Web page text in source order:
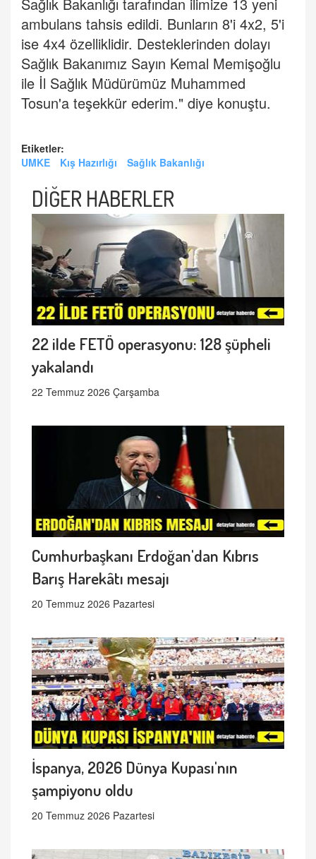
ambulans tahsis edildi. Bunların 8'i 4x2, 5'i
ise 4x4 özelliklidir. Desteklerinden dolayı
Sağlık Bakanımız Sayın Kemal Memişoğlu
ile İl Sağlık Müdürümüz Muhammed
Tosun'a teşekkür ederim." diye konuştu.
Etiketler:
UMKE
Kış Hazırlığı Sağlık Bakanlığı
DİĞER HABERLER
22 ilde FETÖ operasyonu: 128 şüpheli
yakalandı
22 Temmuz 2026 Çarşamba
Cumhurbaşkanı Erdoğan'dan Kıbrıs
Barış Harekâtı mesajı
20 Temmuz 2026 Pazartesi
İspanya, 2026 Dünya Kupası'nın
şampiyonu oldu
20 Temmuz 2026 Pazartesi